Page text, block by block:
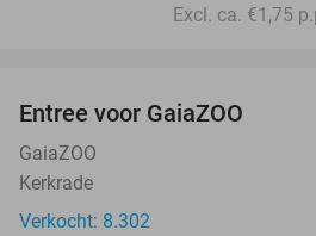
Excl. ca. €1,75
Entree voor GaiaZOO
GaiaZOO
Kerkrade
Verkocht: 8.302